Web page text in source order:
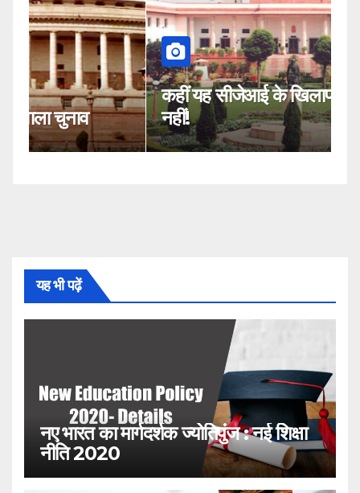
कहीं यह सीजेआई के खिलाफ साजिश तो
नहीं!
यह भी पढ़ें
नए भारत का मार्गदर्शक ज्योतिपुंज : नई शिक्षा
नीति 2020